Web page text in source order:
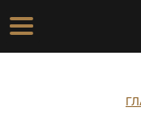
Перейти к
Основная
Строка